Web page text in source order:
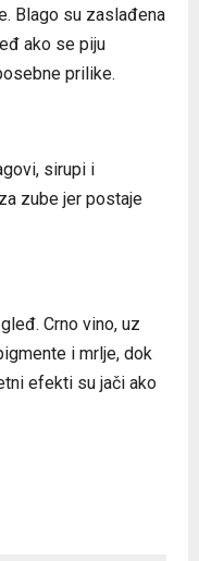
Blago su zaslađena
ako se piju
prilike.
sirupi i
zube jer postaje
Crno vino, uz
i mrlje, dok
efekti su jači ako